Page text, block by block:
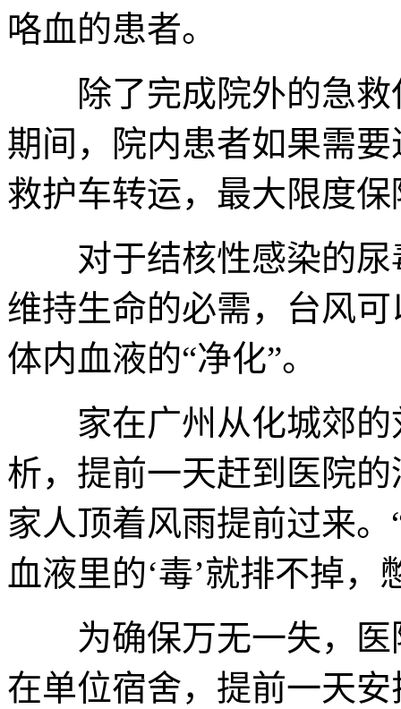
咯血的患者。
除了完成院外的急救
期间，院内患者如果需
救护车转运，最大限度
对于结核性感染的尿
维持生命的必需，台风
体内血液的“净化”。
家在广州从化城郊的
析，提前一天赶到医院
家人顶着风雨提前过来
血液里的‘毒’就排不掉
为确保万无一失，医
在单位宿舍，提前一天